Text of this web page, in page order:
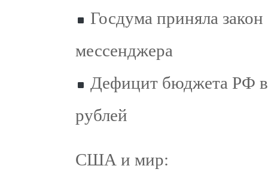
Госдума приняла
мессенджера
Дефицит бюджета РФ в
рублей
США и мир: